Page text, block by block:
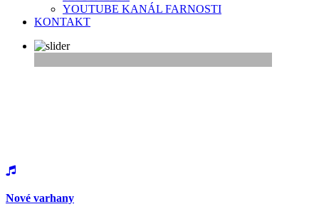
YOUTUBE KANÁL FARNOSTI
KONTAKT
Nové varhany